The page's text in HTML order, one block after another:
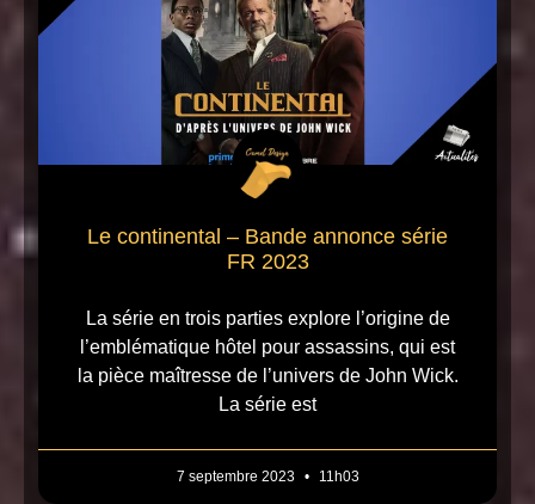
Le continental – Bande annonce série
FR 2023
La série en trois parties explore l’origine de
l’emblématique hôtel pour assassins, qui est
la pièce maîtresse de l’univers de John Wick.
La série est
7 septembre 2023 11h03